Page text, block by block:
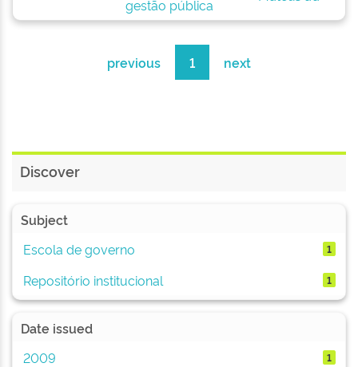
gestão pública
previous 1 next
Discover
Subject
Escola de governo
1
Repositório institucional 1
Date issued
2009
1